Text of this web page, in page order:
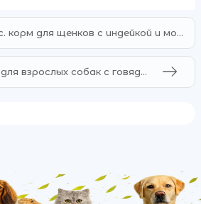
Optimeal Конс. корм для щенков с индейкой и морковью в соусе
Optimeal Конс. корм для взрослых собак с говядиной и клюквой в желе